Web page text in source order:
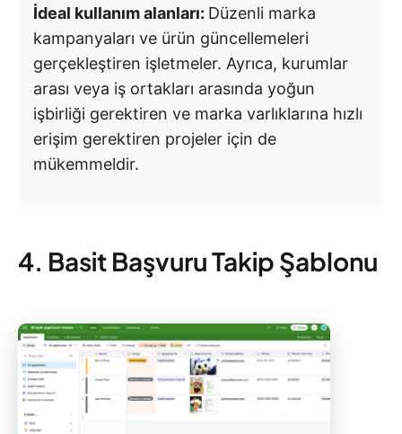
İdeal kullanım alanları: Düzenli marka
kampanyaları ve ürün güncellemeleri
gerçekleştiren işletmeler. Ayrıca, kurumlar
arası veya iş ortakları arasında yoğun
işbirliği gerektiren ve marka varlıklarına hızlı
erişim gerektiren projeler için de
mükemmeldir.
4. Basit Başvuru Takip Şablonu